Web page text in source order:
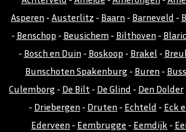
Asperen - Austerlitz - Baarn - Barneveld -
- Benschop - Beusichem - Bilthoven -
- Bosch en Duin - Boskoop - Brakel -
Bunschoten Spakenburg - Buren -
Culemborg - De Bilt - De Glind - Den Dolder
- Driebergen - Druten - Echteld - Eck
Ederveen - Eembrugge - Eemdijk -